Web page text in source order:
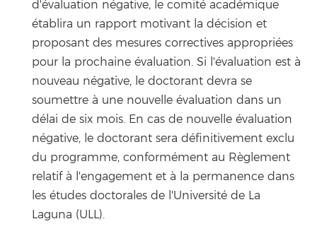
d'évaluation négative, le comité académique
établira un rapport motivant la décision et
proposant des mesures correctives appropriées
pour la prochaine évaluation. Si l'évaluation est à
nouveau négative, le doctorant devra se
soumettre à une nouvelle évaluation dans un
délai de six mois. En cas de nouvelle évaluation
négative, le doctorant sera définitivement exclu
du programme, conformément au Règlement
relatif à l'engagement et à la permanence dans
les études doctorales de l'Université de La
Laguna (ULL).